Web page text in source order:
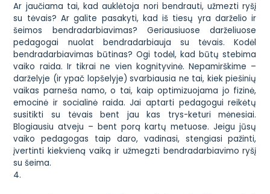
Ar jaučiama tai, kad auklėtoja nori bendrauti, užmezti ryšį
su tėvais? Ar galite pasakyti, kad iš tiesų yra darželio ir
šeimos bendradarbiavimas? Geriausiuose darželiuose
pedagogai nuolat bendradarbiauja su tėvais. Kodėl
bendradarbiavimas būtinas? Ogi todėl, kad būtų stebima
vaiko raida. Ir tikrai ne vien kognityvinė. Nepamirškime –
darželyje (ir ypač lopšelyje) svarbiausia ne tai, kiek piešinių
vaikas parneša namo, o tai, kaip optimizuojama jo fizinė,
emocinė ir socialinė raida. Jai aptarti pedagogui reikėtų
susitikti su tėvais bent jau kas trys-keturi mėnesiai.
Blogiausiu atveju – bent porą kartų metuose. Jeigu jūsų
vaiko pedagogas taip daro, vadinasi, stengiasi pažinti,
įvertinti kiekvieną vaiką ir užmegzti bendradarbiavimo ryšį
su šeima.
4.